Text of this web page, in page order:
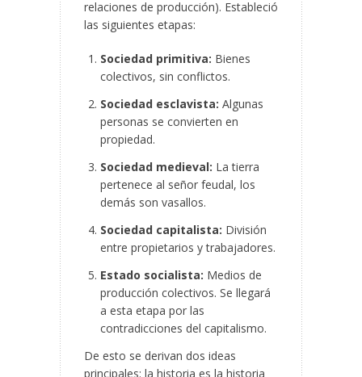
relaciones de producción). Estableció
las siguientes etapas:
Sociedad primitiva: Bienes
colectivos, sin conflictos.
Sociedad esclavista: Algunas
personas se convierten en
propiedad.
Sociedad medieval: La tierra
pertenece al señor feudal, los
demás son vasallos.
Sociedad capitalista: División
entre propietarios y trabajadores.
Estado socialista: Medios de
producción colectivos. Se llegará
a esta etapa por las
contradicciones del capitalismo.
De esto se derivan dos ideas
principales: la historia es la historia